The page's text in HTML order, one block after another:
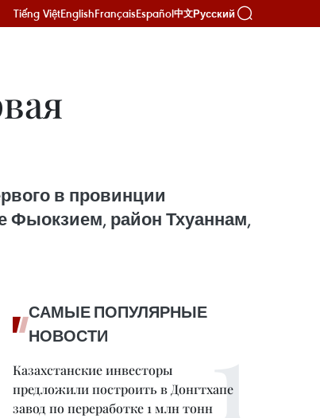
Tiếng ViệtEnglishFrançaisEspañol中文Русский
в провинции
Фыокзием, район Тхуаннам,
САМЫЕ ПОПУЛЯРНЫЕ
НОВОСТИ
Казахстанские инвесторы
предложили построить в Донгтхапе
завод по переработке 1 млн тонн